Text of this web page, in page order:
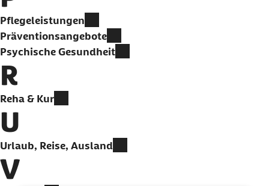
Pflegeleistungen
Präventionsangebote
Psychische Gesundheit
R
Reha & Kur
U
Urlaub, Reise, Ausland
V